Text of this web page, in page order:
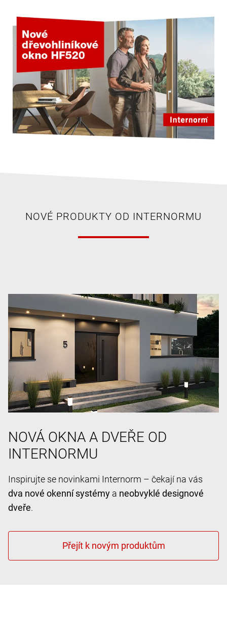
NOVÉ PRODUKTY OD INTERNORMU
NOVÁ OKNA A DVEŘE OD
INTERNORMU
Inspirujte se novinkami Internorm – čekají na vás
dva nové okenní systémy a neobvyklé designové
dveře.